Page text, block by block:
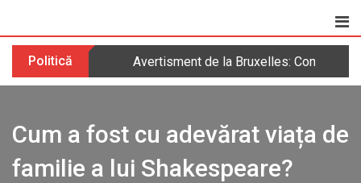
content
Politică Avertisment de la Bruxelles: Comisia
Cum a fost cu adevărat viața de
familie a lui Shakespeare?